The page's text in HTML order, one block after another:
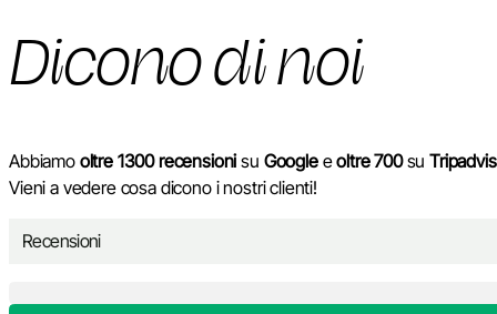
Dicono di noi
Abbiamo oltre 1300 recensionisu Googleeoltre 700su
Vieni a vedere cosa dicono i nostri clienti!
Recensioni